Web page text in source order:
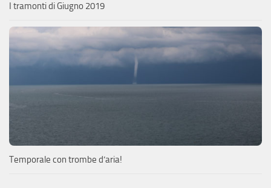
I tramonti di Giugno 2019
Temporale con trombe d’aria!